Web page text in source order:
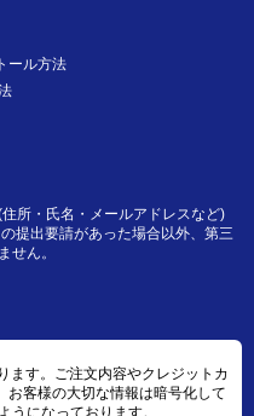
ール方法
所・氏名・メールアドレスなど)
提出要請があった場合以外、第三
せん。
ます。ご注文内容やクレジットカ
お客様の大切な情報は暗号化して
うになっております。